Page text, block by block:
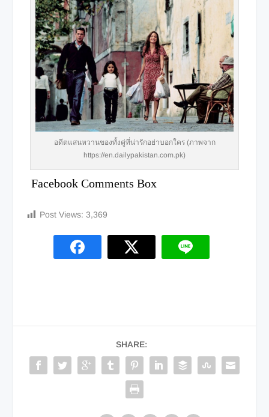
อดีตแสนหวานของทั้งคู่ที่น่ารักอย่าบอกใคร (ภาพจาก
https://en.dailypakistan.com.pk)
Facebook Comments Box
Post Views: 3,369
SHARE: